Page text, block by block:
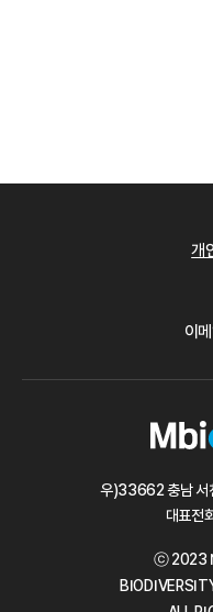
개
이
우)33662 충남 서
대표전
ⓒ 2023